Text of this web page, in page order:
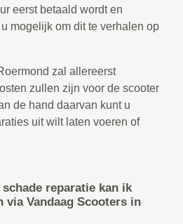
eerst betaald wordt en
mogelijk om dit te verhalen op
zal allereerst
zullen zijn voor de scooter
de hand daarvan kunt u
uit wilt laten voeren of
reparatie kan ik
via Vandaag Scooters in